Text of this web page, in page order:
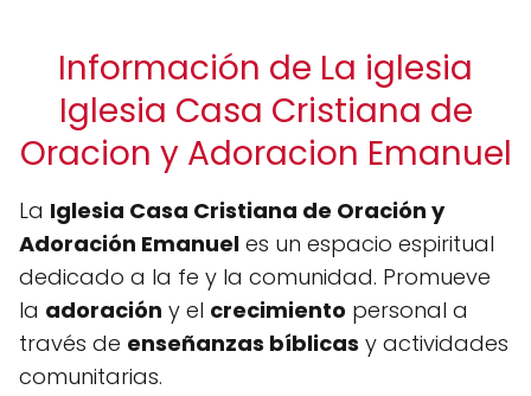
Información de La iglesia
Iglesia Casa Cristiana de
Oracion y Adoracion Emanuel
La Iglesia Casa Cristiana de Oración y
Adoración Emanuel es un espacio espiritual
dedicado a la fe y la comunidad. Promueve
la adoración y el crecimiento personal a
través de enseñanzas bíblicas y actividades
comunitarias.